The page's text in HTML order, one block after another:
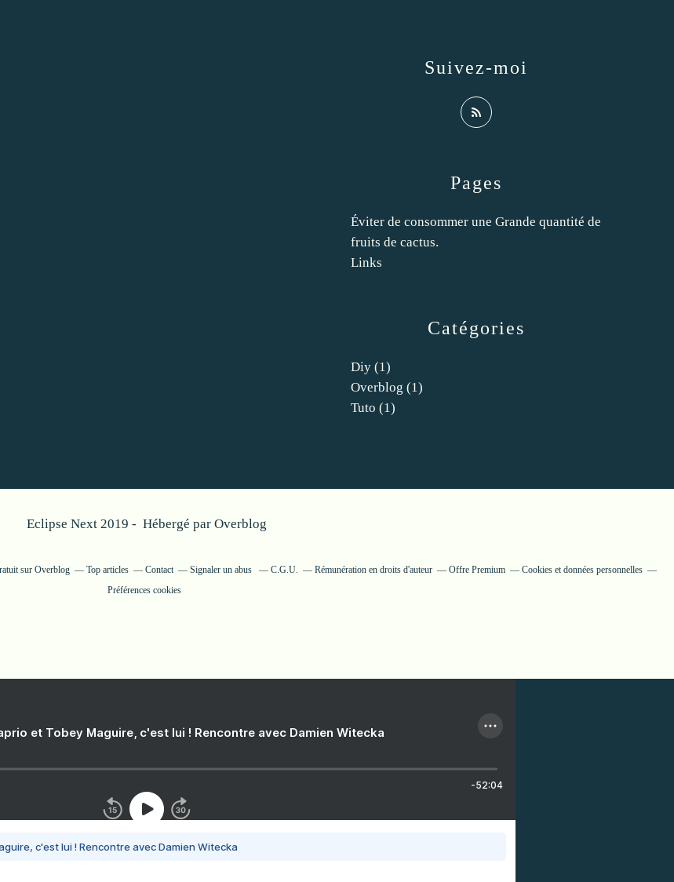
Catégories
Diy (1)
Overblog (1)
Tuto (1)
Pages
Éviter de consommer une Grande quantité de
fruits de cactus.
Links
Suivez-moi
Eclipse Next 2019 - Hébergé par Overblog
sur Overblog Top articles Contact Signaler un abus C.G.U. Rémunération en droits d'auteur Offre Premium
Cookies et données personnelles
Préférences cookies
et Tobey Maguire, c'est lui ! Rencontre avec Damien Witecka
-52:04
c'est lui ! Rencontre avec Damien Witecka